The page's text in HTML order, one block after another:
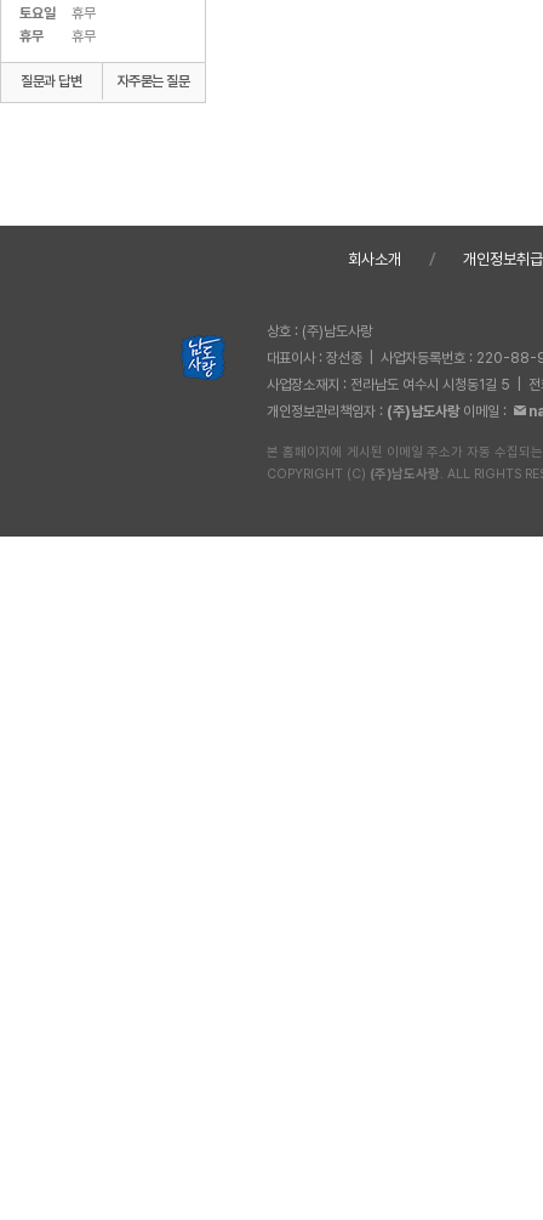
토요일
휴무
휴무
휴무
질문과 답변 자주묻는 질문
회사소개 개인정보취
상호 : (주)남도사랑
대표이사 : 장선종 | 사업자등록번호 : 220-
사업장소재지 : 전라남도 여수시 시청동1
개인정보관리책임자 : (주)남도사랑이메일 :
본 홈페이지에 게시된 이메일 주소가 자동 수집되
COPYRIGHT (C) (주)남도사랑 . ALL RIGHTS